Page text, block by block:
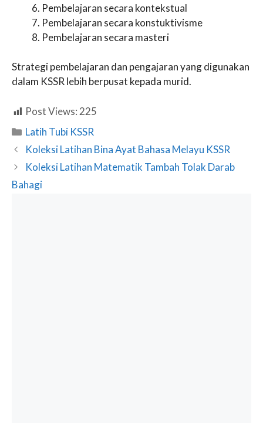
Pembelajaran secara kontekstual
Pembelajaran secara konstuktivisme
Pembelajaran secara masteri
Strategi pembelajaran dan pengajaran yang digunakan
dalam KSSR lebih berpusat kepada murid.
Post Views: 225
Categories
Latih Tubi KSSR
Koleksi Latihan Bina Ayat Bahasa Melayu KSSR
Koleksi Latihan Matematik Tambah Tolak Darab
Bahagi